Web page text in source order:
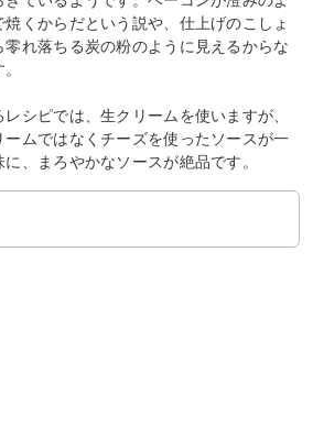
くからだという説や、仕上げのこしょ
れ落ちる炭の粉のように見えるからな
シピでは、生クリームを使いますが、
ムではなくチーズを使ったソースが一
、まろやかなソースが絶品です。